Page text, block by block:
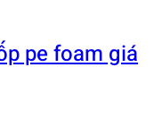
pe foam giá